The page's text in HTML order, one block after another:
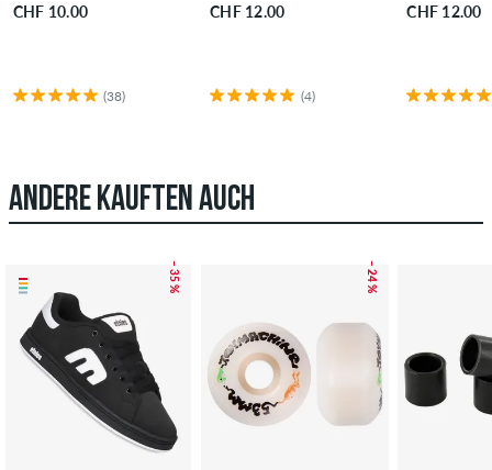
CHF 10.00
(38)
CHF 12.00
(4)
CHF 12.00
ANDERE KAUFTEN AUCH
– 35 % – 24 %